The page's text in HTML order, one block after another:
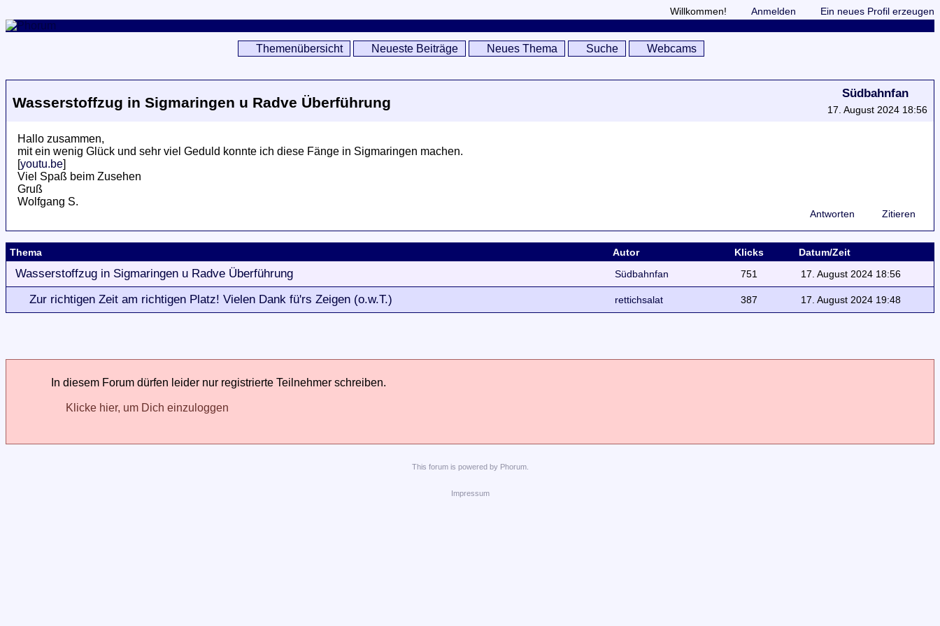
Willkommen! Anmelden Ein neues Profil erzeugen
Themenübersicht Neueste Beiträge Neues Thema Suche Webcams
Wasserstoffzug in Sigmaringen u Radve Überführung
Südbahnfan
17. August 2024 18:56
Hallo zusammen,
mit ein wenig Glück und sehr viel Geduld konnte ich diese Fänge in Sigmaringen machen.
[youtu.be]
Viel Spaß beim Zusehen
Gruß
Wolfgang S.
Antworten Zitieren
Thema Autor Klicks Datum/Zeit
Wasserstoffzug in Sigmaringen u Radve Überführung Südbahnfan 751 17. August 2024 18:56
Zur richtigen Zeit am richtigen Platz! Vielen Dank fü'rs Zeigen (o.w.T.) rettichsalat 387 17. August 2024 19:48
In diesem Forum dürfen leider nur registrierte Teilnehmer schreiben.
Klicke hier, um Dich einzuloggen
This forumis powered by Phorum.
Impressum